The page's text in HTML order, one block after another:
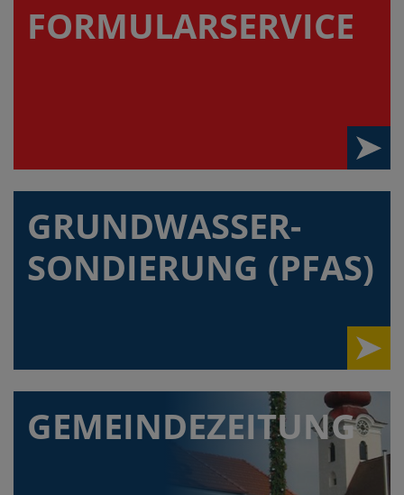
FORMULAR­SERVICE
GRUNDWASSER-
SONDIERUNG (PFAS)
GEMEINDEZEITUNG